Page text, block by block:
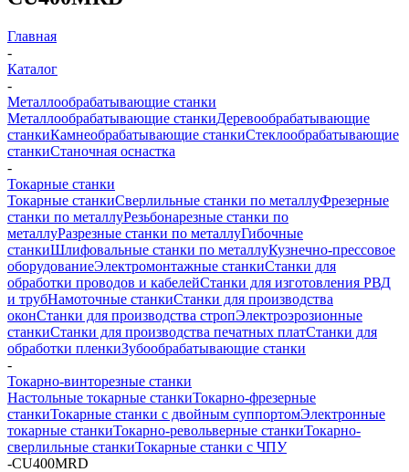
Главная
-
Каталог
-
Металлообрабатывающие станки
Металлообрабатывающие станкиДеревообрабатывающие
станкиКамнеобрабатывающие станкиСтеклообрабатывающие
станкиСтаночная оснастка
-
Токарные станки
Токарные станкиСверлильные станки по металлуФрезерные
станки по металлуРезьбонарезные станки по
металлуРазрезные станки по металлуГибочные
станкиШлифовальные станки по металлуКузнечно-прессовое
оборудованиеЭлектромонтажные станкиСтанки для
обработки проводов и кабелейСтанки для изготовления РВД
и трубНамоточные станкиСтанки для производства
оконСтанки для производства стропЭлектроэрозионные
станкиСтанки для производства печатных платСтанки для
обработки пленкиЗубообрабатывающие станки
-
Токарно-винторезные станки
Настольные токарные станкиТокарно-фрезерные
станкиТокарные станки с двойным суппортомЭлектронные
токарные станкиТокарно-револьверные станкиТокарно-
сверлильные станкиТокарные станки с ЧПУ
-СU400MRD